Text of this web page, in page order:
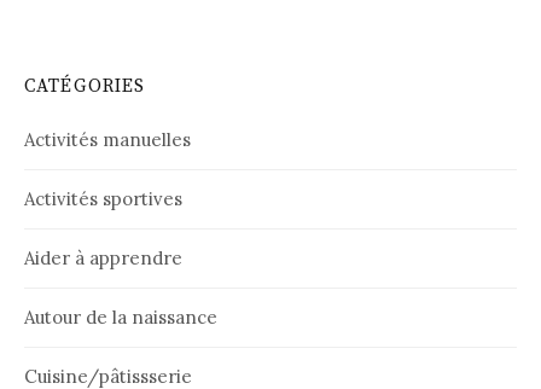
CATÉGORIES
Activités manuelles
Activités sportives
Aider à apprendre
Autour de la naissance
Cuisine/pâtissserie